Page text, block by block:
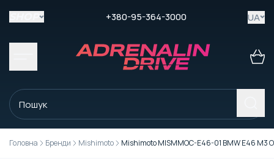
+380-95-364-3000 UA
Головна Бренди Mishimoto Mishimoto MISMMOC-E46-01 BMW E46 M3